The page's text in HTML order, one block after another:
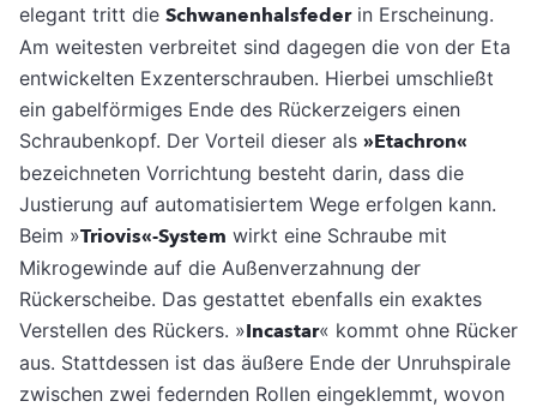
elegant tritt die Schwanenhalsfederin Erscheinung.
Am weitesten verbreitet sind dagegen die von der Eta
entwickelten Exzenterschrauben. Hierbei umschließt
ein gabelförmiges Ende des Rückerzeigers einen
Schraubenkopf. Der Vorteil dieser als »Etachron«
bezeichneten Vorrichtung besteht darin, dass die
Justierung auf automatisiertem Wege erfolgen kann.
Beim »Triovis«-System wirkt eine Schraube mit
Mikrogewinde auf die Außenverzahnung der
Rückerscheibe. Das gestattet ebenfalls ein exaktes
Verstellen des Rückers. »Incastar« kommt ohne Rücker
aus. Stattdessen ist das äußere Ende der Unruhspirale
zwischen zwei federnden Rollen eingeklemmt, wovon